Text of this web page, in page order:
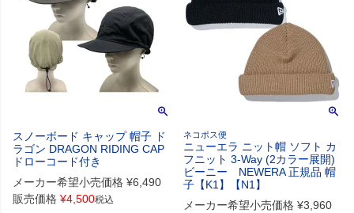
スノーボード キャップ 帽子 ド
ラゴン DRAGON RIDING CAP
ドローコード付き
メーカー希望小売価格 ¥6,490
販売価格 ¥4,500税込
ネコポス便
ニューエラ ニット帽 ソフト カ
フニット 3-Way (2カラー展開)
ビーニー NEWERA 正規品 帽
子【K1】【N1】
メーカー希望小売価格 ¥3,960